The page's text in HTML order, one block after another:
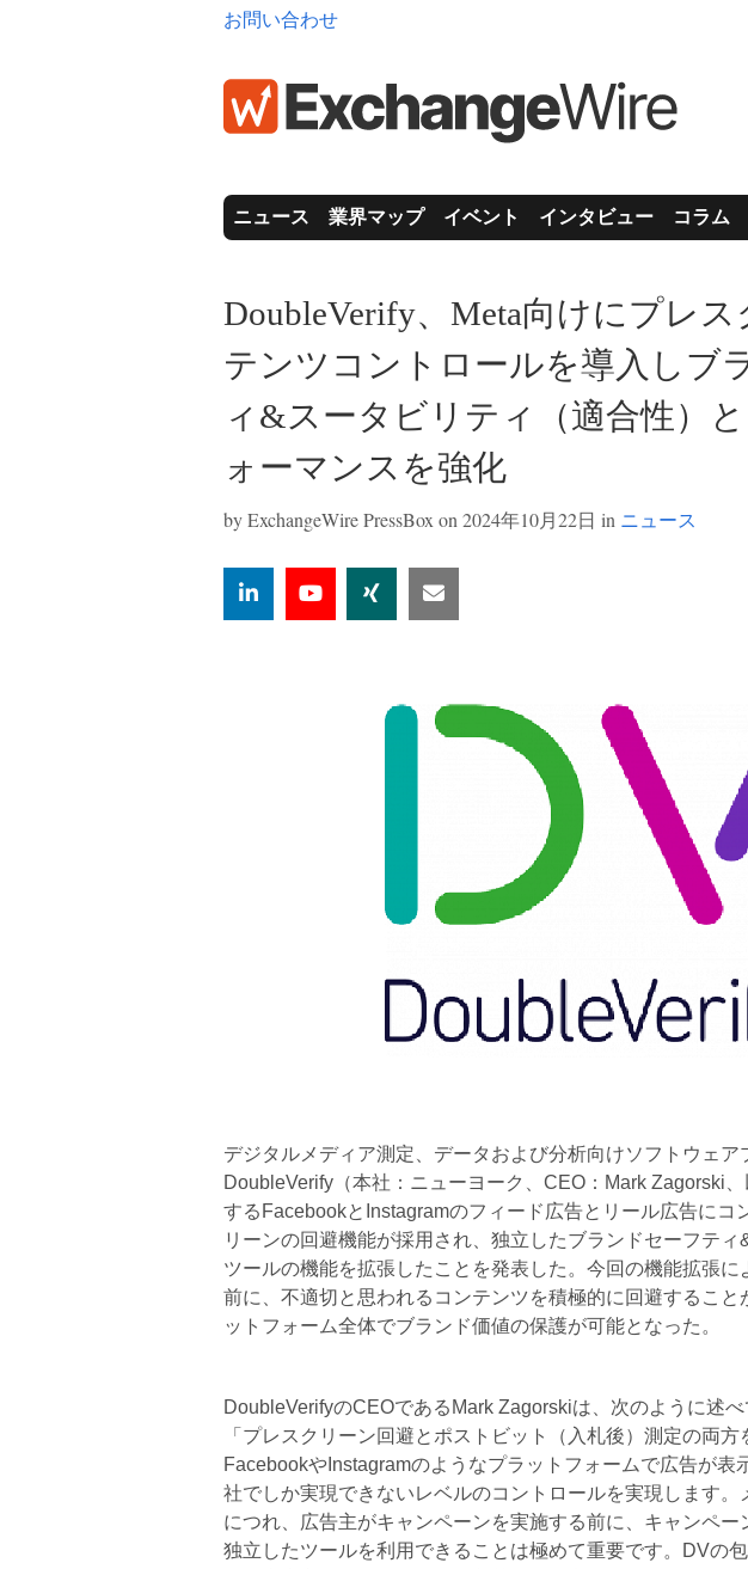
お問い合わせ
ニュース 業界マップ イベント インタビュー コラム
DoubleVerify、Meta向けにプレ
テンツコントロールを導入しブ
ィ&スータビリティ（適合性）
ォーマンスを強化
byExchangeWire PressBox on 2024年10月22日 in ニュース
デジタルメディア測定、データおよび分析向けソフトウェ
DoubleVerify（本社：ニューヨーク、CEO：Mark Zagorski
するFacebookとInstagramのフィード広告とリール広告にコ
リーンの回避機能が採用され、独立したブランドセーフティ
ツールの機能を拡張したことを発表した。今回の機能拡張
前に、不適切と思われるコンテンツを積極的に回避すること
ットフォーム全体でブランド価値の保護が可能となった。
DoubleVerifyのCEOであるMark Zagorskiは、次のように述べ
「プレスクリーン回避とポストビット（入札後）測定の両方
FacebookやInstagramのようなプラットフォームで広告が表
社でしか実現できないレベルのコントロールを実現します。
につれ、広告主がキャンペーンを実施する前に、キャンペー
独立したツールを利用できることは極めて重要です。DVの